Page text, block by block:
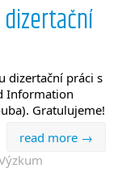
dizertační práci s
Information
Gratulujeme!
read more →